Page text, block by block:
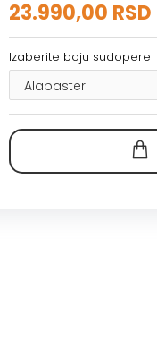
23.990,00 RSD
Izaberite boju sudopere